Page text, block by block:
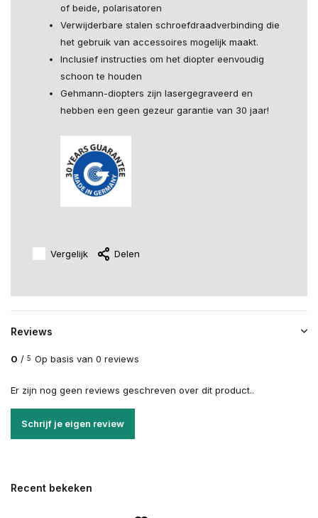
of beide, polarisatoren
Verwijderbare stalen schroefdraadverbinding die
het gebruik van accessoires mogelijk maakt.
Inclusief instructies om het diopter eenvoudig
schoon te houden
Gehmann-diopters zijn lasergegraveerd en
hebben een geen gezeur garantie van 30 jaar!
Vergelijk Delen
Reviews
0 / 5 Op basis van 0 reviews
Er zijn nog geen reviews geschreven over dit product..
Schrijf je eigen review
Recent bekeken